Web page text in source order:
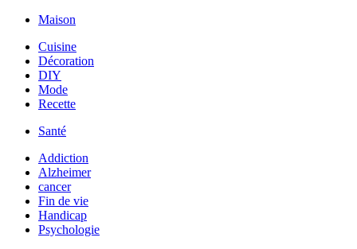
Maison
Cuisine
Décoration
DIY
Mode
Recette
Santé
Addiction
Alzheimer
cancer
Fin de vie
Handicap
Psychologie